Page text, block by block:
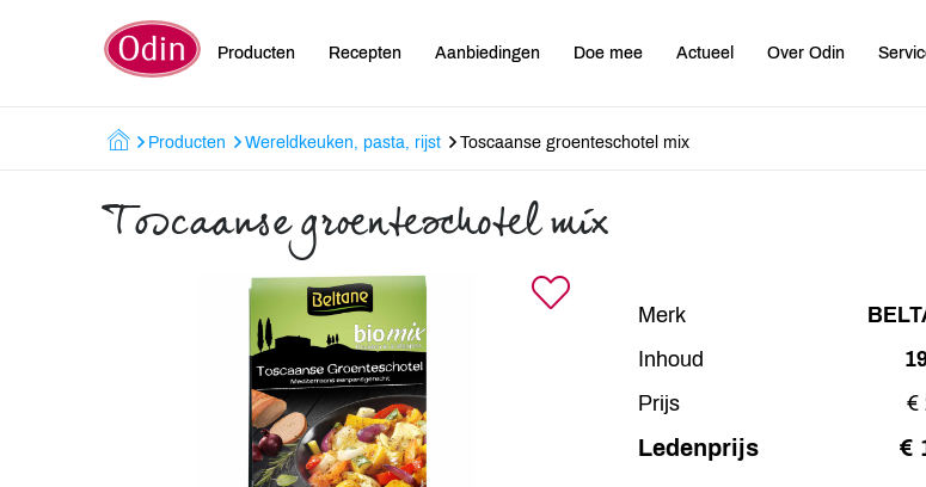
Producten Recepten Aanbiedingen Doe mee Actueel Over Odin
Producten Wereldkeuken, pasta, rijst Toscaanse groenteschotel mix
Toscaanse groenteschotel mix
Merk
Inhoud
Prijs
€
Ledenprijs €